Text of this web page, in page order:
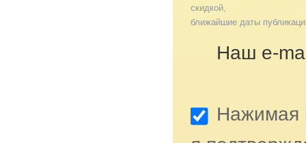
скидкой,
ближайшие даты
Наш e-
Нажимая